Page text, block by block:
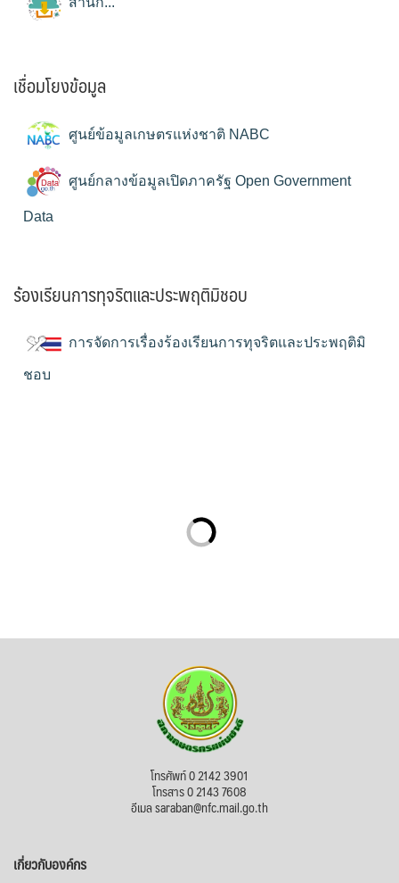
เชื่อมโยงข้อมูล
ศูนย์ข้อมูลเกษตรแห่งชาติ NABC
ศูนย์กลางข้อมูลเปิดภาครัฐ Open Government
Data
ร้องเรียนการทุจริตและประพฤติมิชอบ
การจัดการเรื่องร้องเรียนการทุจริตและประพฤติมิ
ชอบ
โทรศัพท์ 0 2142 3901
โทรสาร 0 2143 7608
อีเมล saraban@nfc.mail.go.th
เกี่ยวกับองค์กร